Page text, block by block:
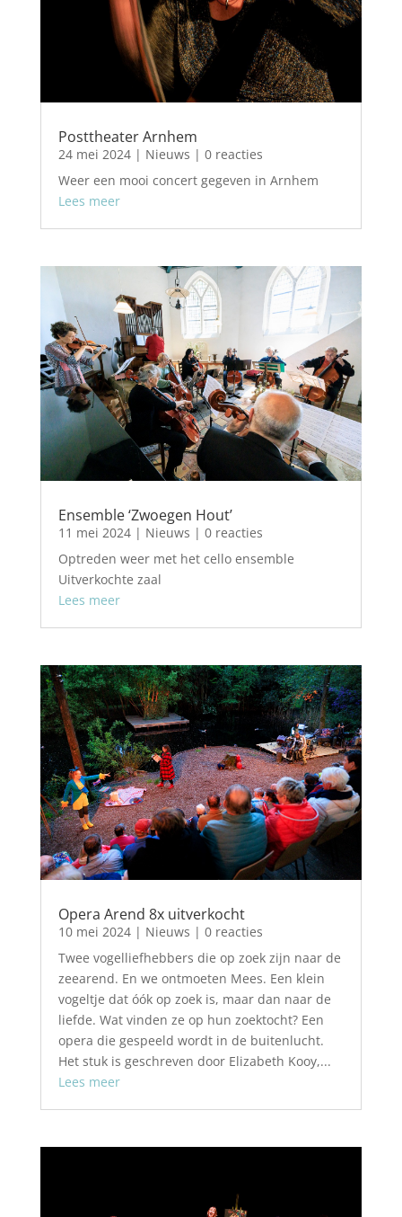
Posttheater Arnhem
24 mei 2024| Nieuws | 0 reacties
Weer een mooi concert gegeven in Arnhem
Lees meer
Ensemble ‘Zwoegen Hout’
11 mei 2024| Nieuws | 0 reacties
Optreden weer met het cello ensemble
Uitverkochte zaal
Lees meer
Opera Arend 8x uitverkocht
10 mei 2024| Nieuws | 0 reacties
Twee vogelliefhebbers die op zoek zijn naar de
zeearend. En we ontmoeten Mees. Een klein
vogeltje dat óók op zoek is, maar dan naar de
liefde. Wat vinden ze op hun zoektocht? Een
opera die gespeeld wordt in de buitenlucht.
Het stuk is geschreven door Elizabeth Kooy,...
Lees meer